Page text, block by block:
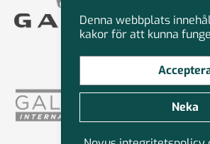
Denna webbplats
kakor för att kunna
Neka